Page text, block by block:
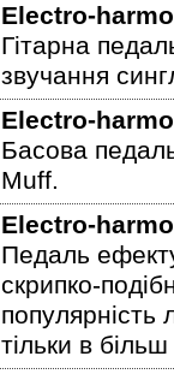
Electro-
Гітарна
звучання
Electro-
Басова
Muff.
Electro-
Педаль
скрипко-
тільки в